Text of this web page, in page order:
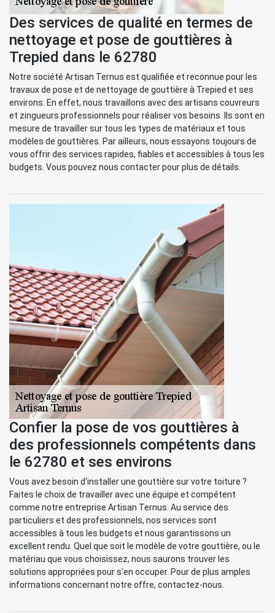
Des services de qualité en termes de
nettoyage et pose de gouttières à
Trepied dans le 62780
Notre société Artisan Ternus est qualifiée et reconnue pour les
travaux de pose et de nettoyage de gouttière à Trepied et ses
environs. En effet, nous travaillons avec des artisans couvreurs
et zingueurs professionnels pour réaliser vos besoins. Ils sont en
mesure de travailler sur tous les types de matériaux et tous
modèles de gouttières. Par ailleurs, nous essayons toujours de
vous offrir des services rapides, fiables et accessibles à tous les
budgets. Vous pouvez nous contacter pour plus de détails.
Confier la pose de vos gouttières à
des professionnels compétents dans
le 62780 et ses environs
Vous avez besoin d'installer une gouttière sur votre toiture ?
Faites le choix de travailler avec une équipe et compétent
comme notre entreprise Artisan Ternus. Au service des
particuliers et des professionnels, nos services sont
accessibles à tous les budgets et nous garantissons un
excellent rendu. Quel que soit le modèle de votre gouttière, ou le
matériau que vous choisissez, nous saurons trouver les
solutions appropriées pour s'en occuper. Pour de plus amples
informations concernant notre offre, contactez-nous.